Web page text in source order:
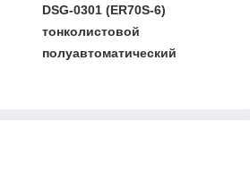
DSG-0301 (ER70S-6)
тонколистовой
полуавтоматический